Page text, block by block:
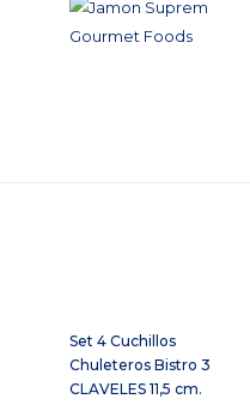
Set 4 Cuchillos
Chuleteros Bistro 3
CLAVELES 11,5 cm.